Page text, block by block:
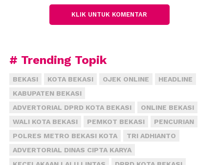
KLIK UNTUK KOMENTAR
# Trending Topik
BEKASI KOTA BEKASI OJEK ONLINE
HEADLINE
KABUPATEN BEKASI
ADVERTORIAL DPRD KOTA BEKASI
ONLINE BEKASI
WALI KOTA BEKASI
PEMKOT BEKASI
PENCURIAN
POLRES METRO BEKASI KOTA
TRI ADHIANTO
ADVERTORIAL DINAS CIPTA KARYA